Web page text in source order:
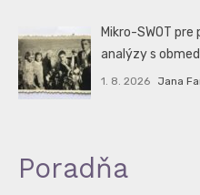
Mikro-SWOT
analýzy s
1. 8. 2026 Jana
Poradňa